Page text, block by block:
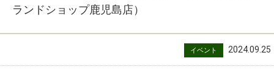
ランドショップ鹿児島店）
イベント 2024.09.25